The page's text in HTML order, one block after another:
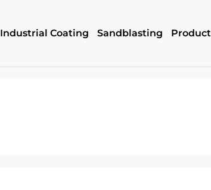
Industrial Coating Sandblasting Product